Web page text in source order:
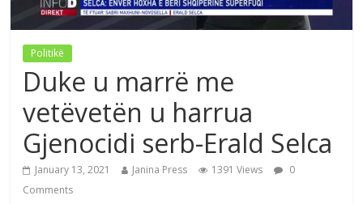
Politikë
Duke u marrë me
vetëvetën u harrua
Gjenocidi serb-Erald Selca
January 13, 2021 Janina Press 1391 Views
0
Comments